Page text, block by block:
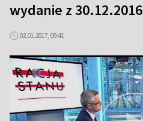
wydanie z 30.12.2016
02.01.2017, 09:41